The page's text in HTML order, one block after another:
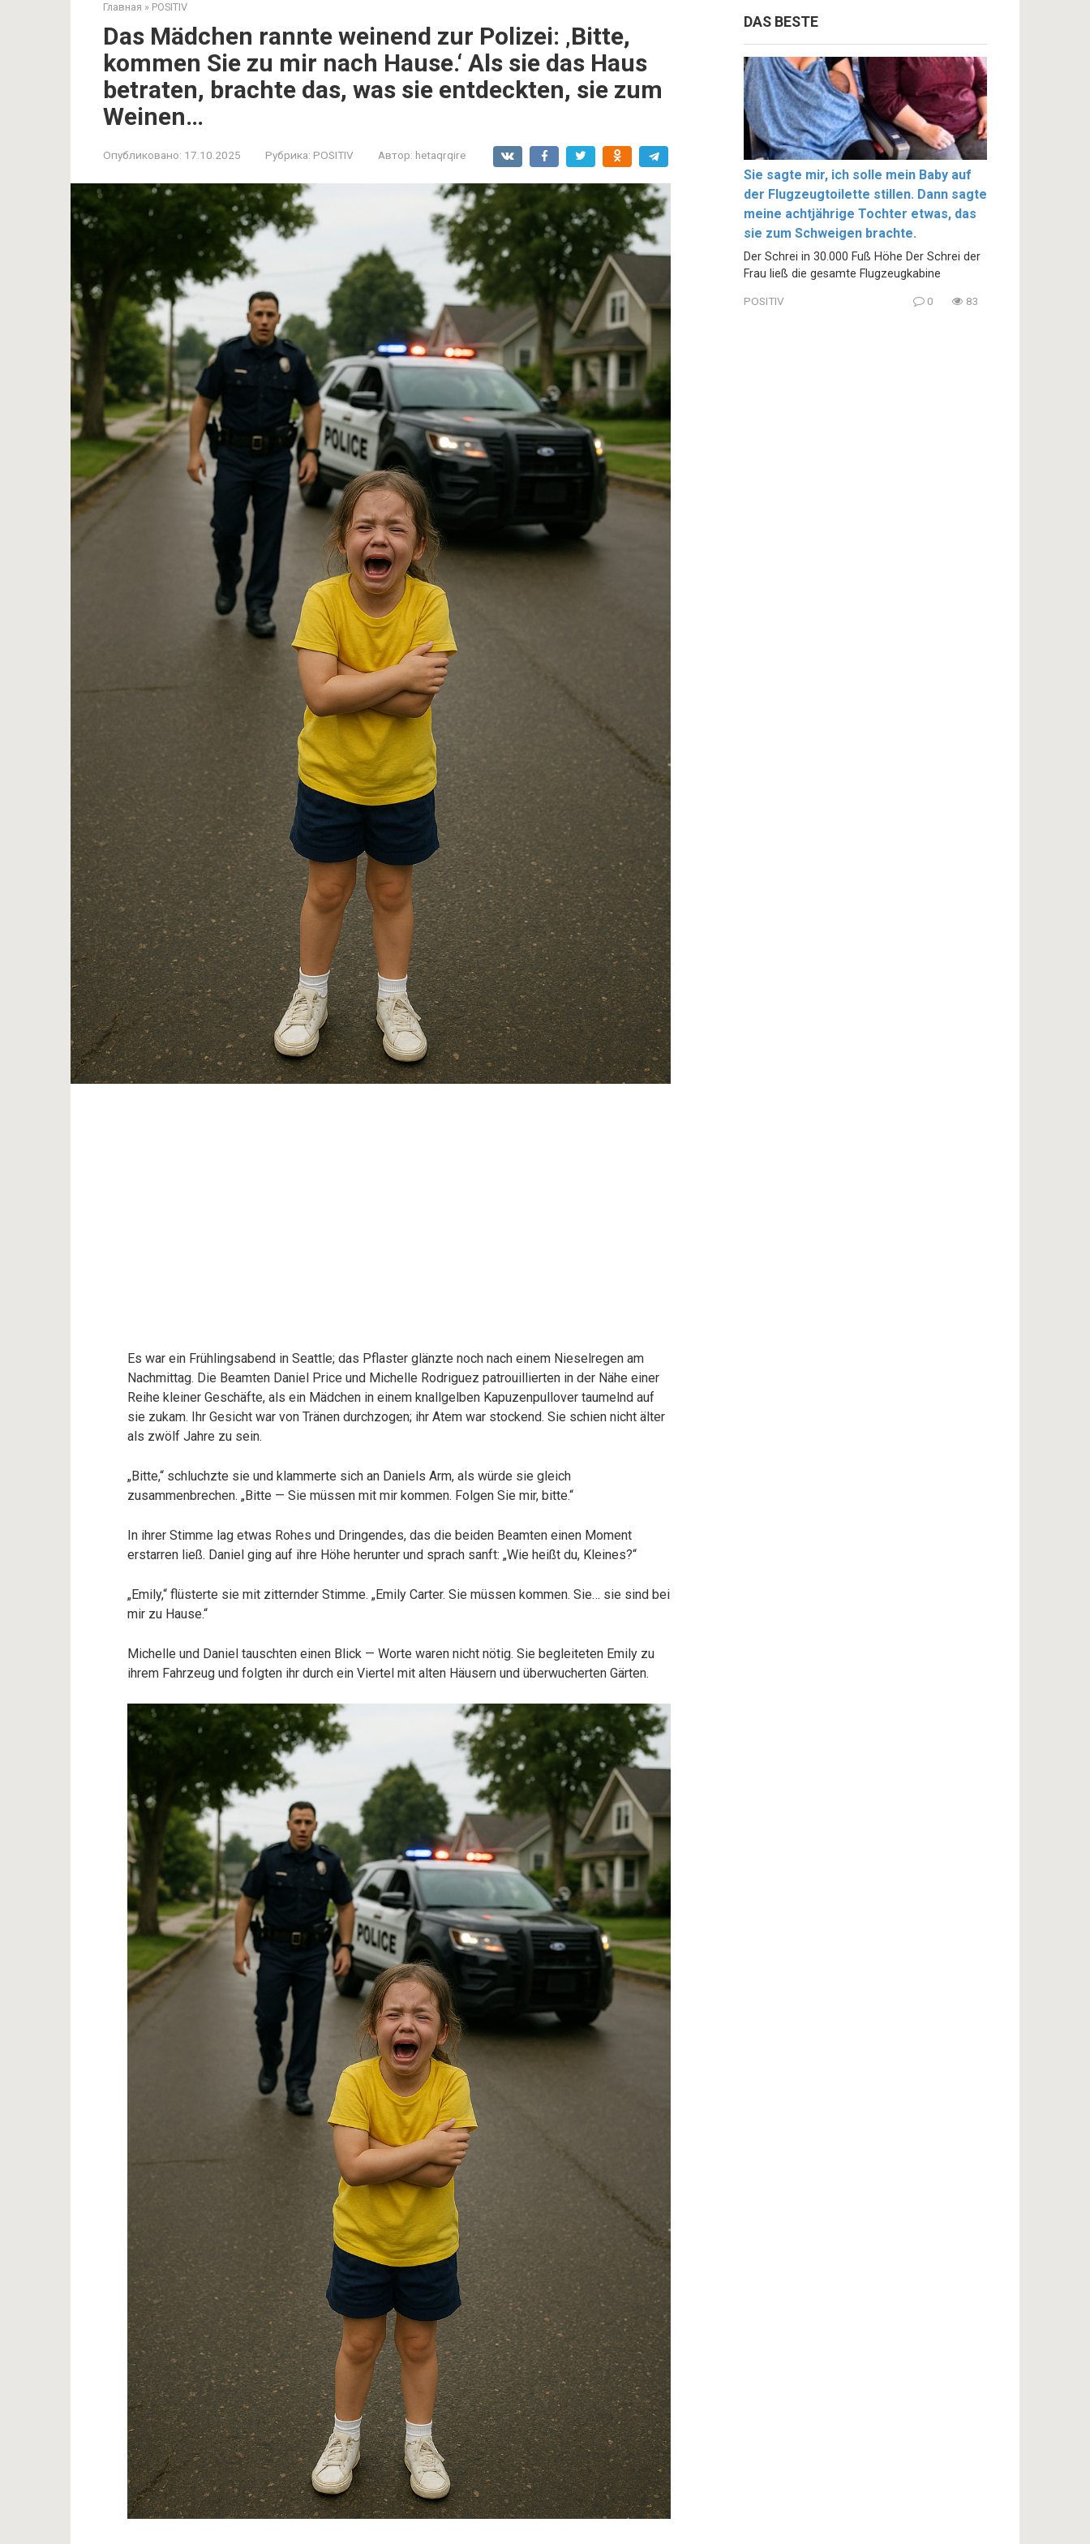
Главная » POSITIV
Das Mädchen rannte weinend zur Polizei: ‚Bitte,
kommen Sie zu mir nach Hause.‘ Als sie das Haus
betraten, brachte das, was sie entdeckten, sie zum
Weinen…
Опубликовано: 17.10.2025 Рубрика: POSITIV Автор: hetaqrqire
Es war ein Frühlingsabend in Seattle; das Pflaster glänzte noch nach einem Nieselregen am
Nachmittag. Die Beamten Daniel Price und Michelle Rodriguez patrouillierten in der Nähe einer
Reihe kleiner Geschäfte, als ein Mädchen in einem knallgelben Kapuzenpullover taumelnd auf
sie zukam. Ihr Gesicht war von Tränen durchzogen; ihr Atem war stockend. Sie schien nicht älter
als zwölf Jahre zu sein.
„Bitte,“ schluchzte sie und klammerte sich an Daniels Arm, als würde sie gleich
zusammenbrechen. „Bitte — Sie müssen mit mir kommen. Folgen Sie mir, bitte.“
In ihrer Stimme lag etwas Rohes und Dringendes, das die beiden Beamten einen Moment
erstarren ließ. Daniel ging auf ihre Höhe herunter und sprach sanft: „Wie heißt du, Kleines?“
„Emily,“ flüsterte sie mit zitternder Stimme. „Emily Carter. Sie müssen kommen. Sie… sie sind bei
mir zu Hause.“
Michelle und Daniel tauschten einen Blick — Worte waren nicht nötig. Sie begleiteten Emily zu
ihrem Fahrzeug und folgten ihr durch ein Viertel mit alten Häusern und überwucherten Gärten.
DAS BESTE
Sie sagte mir, ich solle mein Baby auf
der Flugzeugtoilette stillen. Dann sagte
meine achtjährige Tochter etwas, das
sie zum Schweigen brachte.
Der Schrei in 30.000 Fuß Höhe Der Schrei der
Frau ließ die gesamte Flugzeugkabine
POSITIV 0 83